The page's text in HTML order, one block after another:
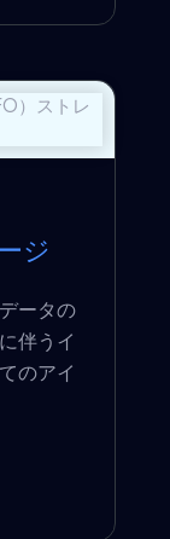
ジ
ータの
伴うイ
のアイ